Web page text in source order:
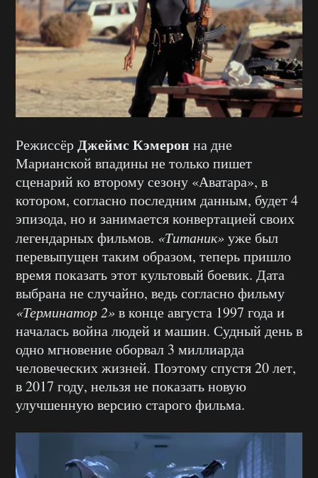
РежиссёрДжеймс Кэмерон на дне
Марианской впадины не только пишет
сценарий ко второму сезону «Аватара», в
котором, согласно последним данным, будет 4
эпизода, но и занимается конвертацией своих
легендарных фильмов. «Титаник»уже был
перевыпущен таким образом, теперь пришло
время показать этот культовый боевик. Дата
выбрана не случайно, ведь согласно фильму
«Терминатор 2»в конце августа 1997 года и
началась война людей и машин. Судный день в
одно мгновение оборвал 3 миллиарда
человеческих жизней. Поэтому спустя 20 лет,
в 2017 году, нельзя не показать новую
улучшенную версию старого фильма.